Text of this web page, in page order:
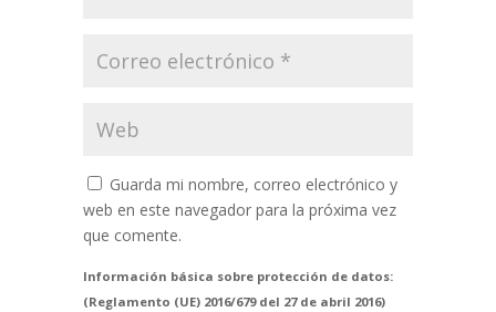
Guarda mi nombre, correo electrónico y
web en este navegador para la próxima vez
que comente.
Información básica sobre protección de datos:
(Reglamento (UE) 2016/679 del 27 de abril 2016)